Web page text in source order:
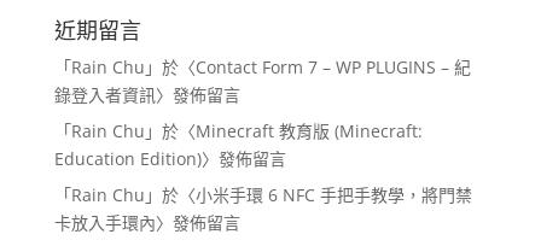
近期留言
「Rain Chu 」於〈Contact Form 7 – WP PLUGINS – 紀
錄登入者資訊〉發佈留言
「Rain Chu 」於〈Minecraft 教育版 (Minecraft:
Education Edition)〉發佈留言
「Rain Chu 」於〈小米手環 6 NFC 手把手教學，將門禁
卡放入手環內〉發佈留言